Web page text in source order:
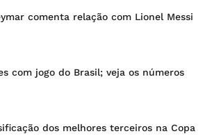
comenta relação com Lionel Messi
com jogo do Brasil; veja os números
dos melhores terceiros na Copa